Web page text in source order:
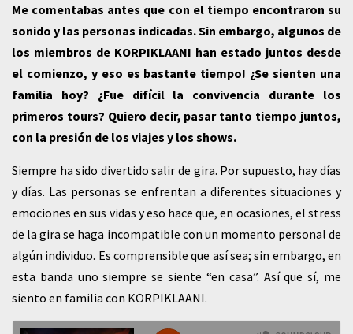
Me comentabas antes que con el tiempo encontraron su
sonido y las personas indicadas. Sin embargo, algunos de
los miembros de KORPIKLAANI han estado juntos desde
el comienzo, y eso es bastante tiempo! ¿Se sienten una
familia hoy? ¿Fue difícil la convivencia durante los
primeros tours? Quiero decir, pasar tanto tiempo juntos,
con la presión de los viajes y los shows.
Siempre ha sido divertido salir de gira. Por supuesto, hay días
y días. Las personas se enfrentan a diferentes situaciones y
emociones en sus vidas y eso hace que, en ocasiones, el stress
de la gira se haga incompatible con un momento personal de
algún individuo. Es comprensible que así sea; sin embargo, en
esta banda uno siempre se siente “en casa”. Así que sí, me
siento en familia con KORPIKLAANI.